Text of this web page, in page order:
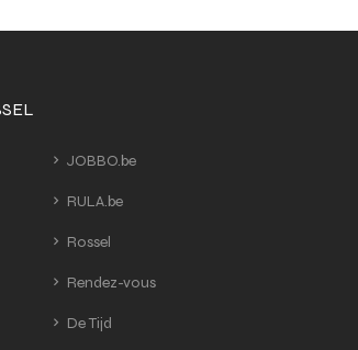
JOBBO.be
RULA.be
Rossel
Rendez-vous
De Tijd